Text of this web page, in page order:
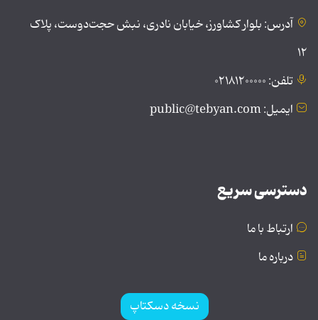
آدرس: بلوار کشاورز، خیابان نادری، نبش حجت‌دوست، پلاک
۱۲
تلفن: ۰۲۱۸۱۲۰۰۰۰۰
ایمیل: public@tebyan.com
دسترسی سریع
ارتباط با ما
درباره ما
نسخه دسکتاپ